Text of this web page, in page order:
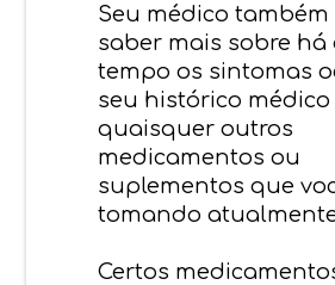
Seu médico também
saber mais sobre
tempo os sintomas
seu histórico médico
quaisquer outros
medicamentos ou
suplementos que
tomando
Certos